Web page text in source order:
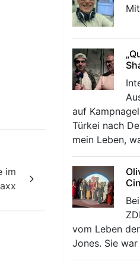
im
auf
Türkei nach
mein Leben,
vom Leben
Jones. Sie